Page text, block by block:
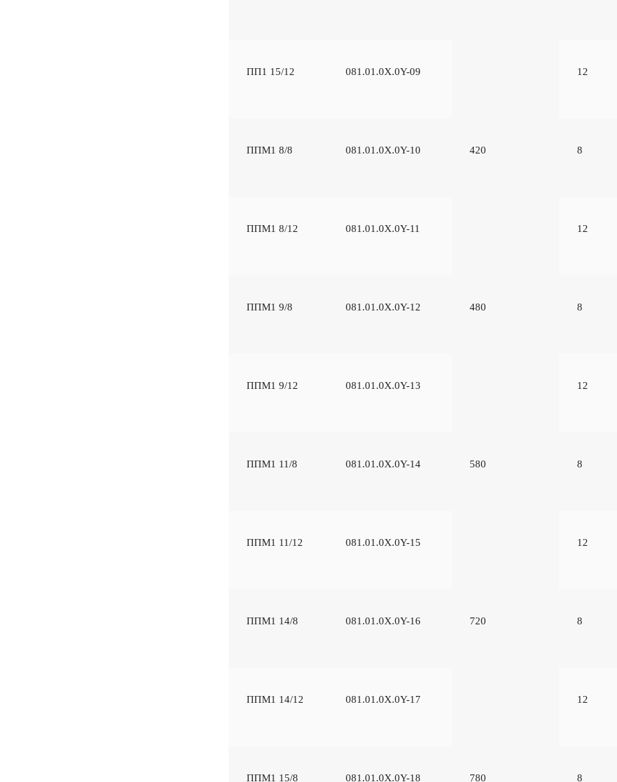
ПП1 15/12 081.01.0Х.0Y-09 12
ППМ1 8/8 081.01.0Х.0Y-10 420 8
ППМ1 8/12 081.01.0Х.0Y-11 12
ППМ1 9/8 081.01.0Х.0Y-12 480 8
ППМ1 9/12 081.01.0Х.0Y-13 12
ППМ1 11/8 081.01.0Х.0Y-14 580 8
ППМ1 11/12 081.01.0Х.0Y-15 12
ППМ1 14/8 081.01.0Х.0Y-16 720 8
ППМ1 14/12 081.01.0Х.0Y-17 12
ППМ1 15/8 081.01.0Х.0Y-18 780 8